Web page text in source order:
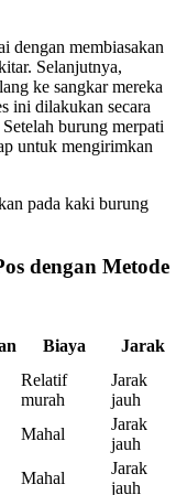
dengan membiasakan
Selanjutnya,
ke sangkar mereka
ini dilakukan secara
burung merpati
untuk mengirimkan
pada kaki burung
dengan Metode
Biaya
Jarak
Relatif
murah
Jarak
jauh
Mahal
Jarak
jauh
Mahal
Jarak
jauh